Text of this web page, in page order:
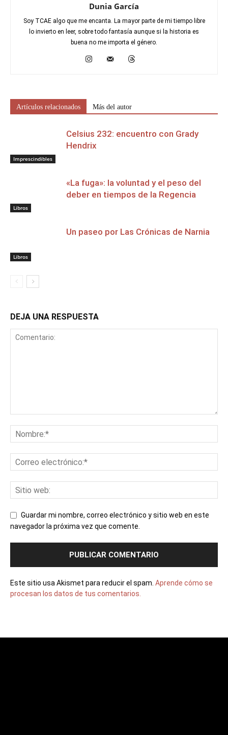
Dunia García
Soy TCAE algo que me encanta. La mayor parte de mi tiempo libre
lo invierto en leer, sobre todo fantasía aunque si la historia es
buena no me importa el género.
Artículos relacionados Más del autor
Imprescindibles
Celsius 232: encuentro con Grady
Hendrix
Libros
«La fuga»: la voluntad y el peso del
deber en tiempos de la Regencia
Libros
Un paseo por Las Crónicas de Narnia
DEJA UNA RESPUESTA
Guardar mi nombre, correo electrónico y sitio web en este
navegador la próxima vez que comente.
Este sitio usa Akismet para reducir el spam. Aprende cómo se
procesan los datos de tus comentarios.